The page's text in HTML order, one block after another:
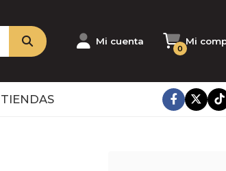
Mi cuenta Mi
0